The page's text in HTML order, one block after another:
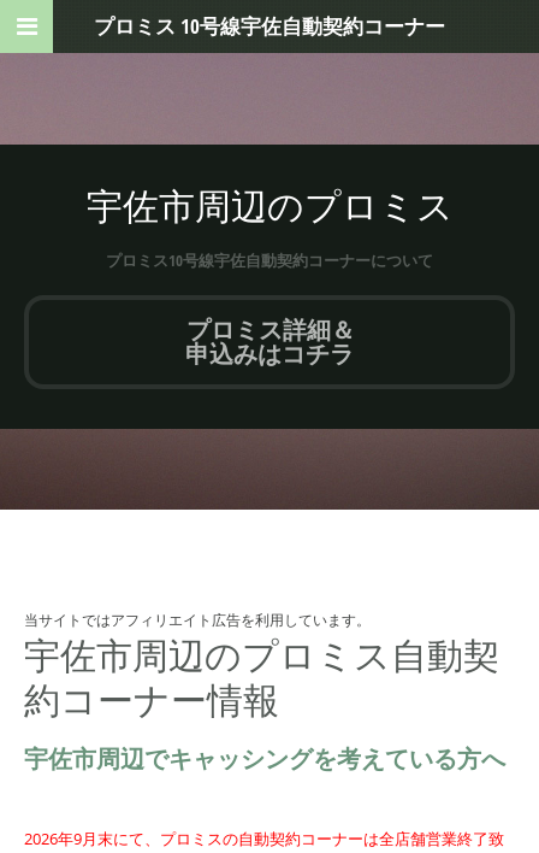
宇佐市周辺のプロミス
プロミス10号線宇佐自動契約コーナーについて
プロミス詳細＆
申込みはコチラ
当サイトではアフィリエイト広告を利用しています。
宇佐市周辺のプロミス自動契
約コーナー情報
宇佐市周辺でキャッシングを考えている方へ
2026年9月末にて、プロミスの自動契約コーナーは全店舗営業終了致
プロミス 10号線宇佐自動契約コーナー